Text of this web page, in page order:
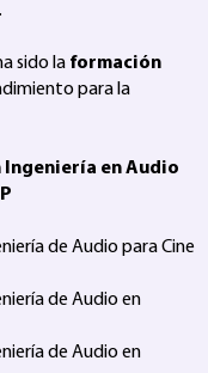
sido la formación
para la
Ingeniería en Audio
de Audio para Cine
de Audio en
de Audio en